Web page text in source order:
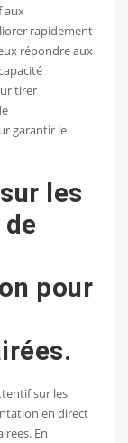
aux
rapidement
répondre aux
tirer
garantir le
les
pour
sur les
en direct
En